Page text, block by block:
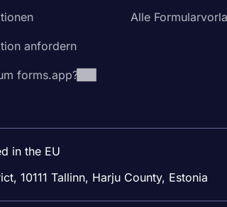
anfordern
forms.app?
Alle
in the EU
10111 Tallinn, Harju County, Estonia